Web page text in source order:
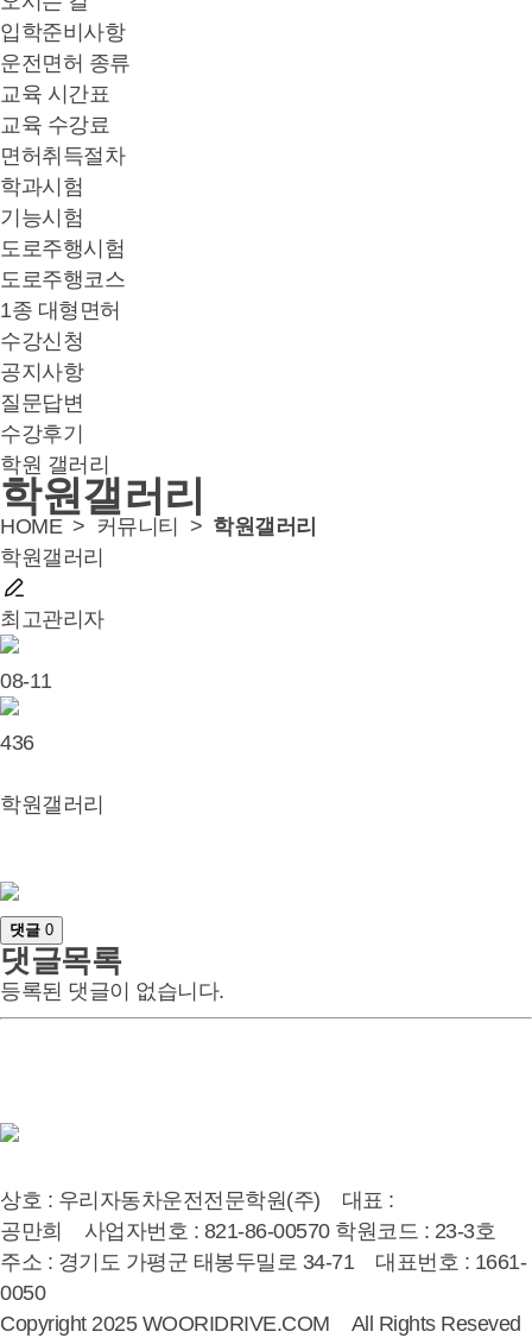
입학준비사항
운전면허 종류
교육 시간표
교육 수강료
면허취득절차
학과시험
기능시험
도로주행시험
도로주행코스
1종 대형면허
수강신청
공지사항
질문답변
수강후기
학원 갤러리
학원갤러리
HOME > 커뮤니티 > 학원갤러리
학원갤러리
최고관리자
08-11
436
학원갤러리
댓글 0
댓글목록
등록된 댓글이 없습니다.
상호 : 우리자동차운전전문학원(주) 대표 :
공만희 사업자번호 : 821-86-00570 학원코드 : 23-3호
주소 : 경기도 가평군 태봉두밀로 34-71 대표번호 : 1661-
0050
Copyright 2025 WOORIDRIVE.COM All Rights Reseved